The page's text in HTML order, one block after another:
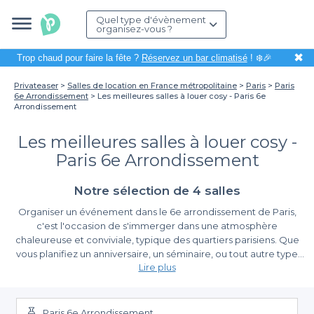
Quel type d'évènement
organisez-vous ?
Trop chaud pour faire la fête ? Réservez un bar climatisé! ❄️🎉 ✖
Privateaser Salles de location en France métropolitaine Paris
Paris
6e Arrondissement
Les meilleures salles à louer cosy - Paris 6e
Arrondissement
Les meilleures salles à louer cosy -
Paris 6e Arrondissement
Notre sélection de 4 salles
Organiser un événement dans le 6e arrondissement de Paris,
c'est l'occasion de s'immerger dans une atmosphère
chaleureuse et conviviale, typique des quartiers parisiens. Que
vous planifiez un anniversaire, un séminaire, ou tout autre type
de célébration, la location d'une salle cosy saura apporter cette
et ses ruelles charmantes, le 6e offre un cadre idéal pour des
moments inoubliables.
L’aisance de la réservation avec Privateaser
Lire plus